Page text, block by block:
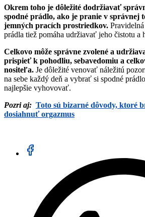
Okrem toho je dôležité dodržiavať
spodné prádlo, ako je pranie v správnej
jemných pracích prostriedkov.
prádla tiež pomáha udržiavať jeho čistotu a
Celkovo môže správne zvolené a
prispieť k pohodliu, sebavedomiu a
nositeľa. Je dôležité venovať náležitú
na sebe každý deň a vybrať si spodné
najlepšie vyhovovať.
Pozri aj: Toto sú bizarné dôvody, ktoré
dosiahnuť orgazmus